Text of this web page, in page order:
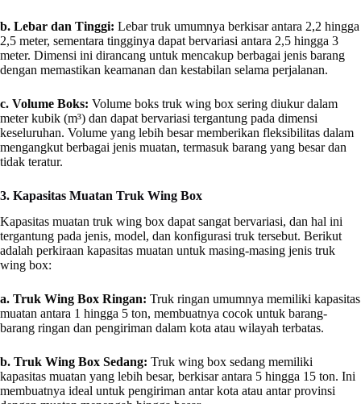
b. Lebar dan Tinggi: Lebar truk umumnya berkisar antara 2,2 hingga
2,5 meter, sementara tingginya dapat bervariasi antara 2,5 hingga 3
meter. Dimensi ini dirancang untuk mencakup berbagai jenis barang
dengan memastikan keamanan dan kestabilan selama perjalanan.
c. Volume Boks: Volume boks truk wing box sering diukur dalam
meter kubik (m³) dan dapat bervariasi tergantung pada dimensi
keseluruhan. Volume yang lebih besar memberikan fleksibilitas dalam
mengangkut berbagai jenis muatan, termasuk barang yang besar dan
tidak teratur.
3. Kapasitas Muatan Truk Wing Box
Kapasitas muatan truk wing box dapat sangat bervariasi, dan hal ini
tergantung pada jenis, model, dan konfigurasi truk tersebut. Berikut
adalah perkiraan kapasitas muatan untuk masing-masing jenis truk
wing box:
a. Truk Wing Box Ringan: Truk ringan umumnya memiliki kapasitas
muatan antara 1 hingga 5 ton, membuatnya cocok untuk barang-
barang ringan dan pengiriman dalam kota atau wilayah terbatas.
b. Truk Wing Box Sedang: Truk wing box sedang memiliki
kapasitas muatan yang lebih besar, berkisar antara 5 hingga 15 ton. Ini
membuatnya ideal untuk pengiriman antar kota atau antar provinsi